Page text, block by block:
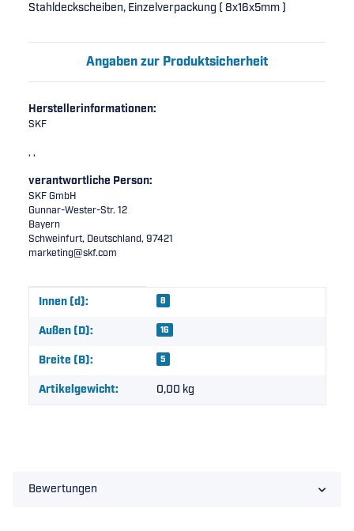
Stahldeckscheiben, Einzelverpackung ( 8x16x5mm )
Angaben zur Produktsicherheit
Herstellerinformationen:
SKF
, ,
verantwortliche Person:
SKF GmbH
Gunnar-Wester-Str. 12
Bayern
Schweinfurt, Deutschland, 97421
marketing@skf.com
Produkteigenschaft
Wert
Innen (d): 8
Außen (D): 16
Breite (B): 5
Artikelgewicht: 0,00 kg
Bewertungen